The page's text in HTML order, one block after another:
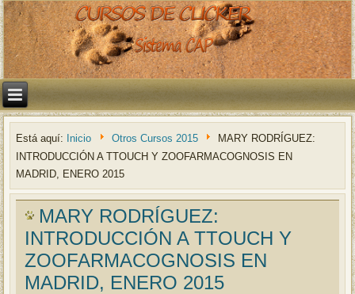
Está aquí: Inicio Otros Cursos 2015
MARY RODRÍGUEZ:
INTRODUCCIÓN A TTOUCH Y ZOOFARMACOGNOSIS EN
MADRID, ENERO 2015
MARY RODRÍGUEZ:
INTRODUCCIÓN A TTOUCH Y
ZOOFARMACOGNOSIS EN
MADRID, ENERO 2015